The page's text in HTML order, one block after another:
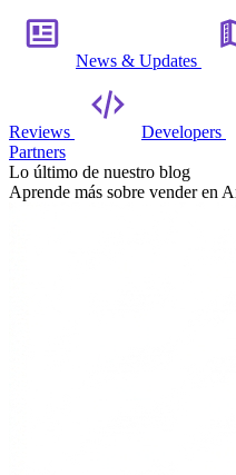
News & Updates
Reviews Developers
Partners
Lo último de nuestro blog
Aprende más sobre vender en